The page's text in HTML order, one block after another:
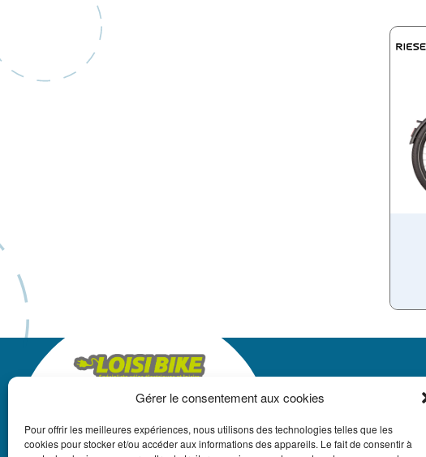
Gérer le consentement aux cookies
Pour offrir les meilleures expériences, nous utilisons des technologies telles que les
cookies pour stocker et/ou accéder aux informations des appareils. Le fait de consentir à
LOISIBIKE
+33 3 87 18 13 22